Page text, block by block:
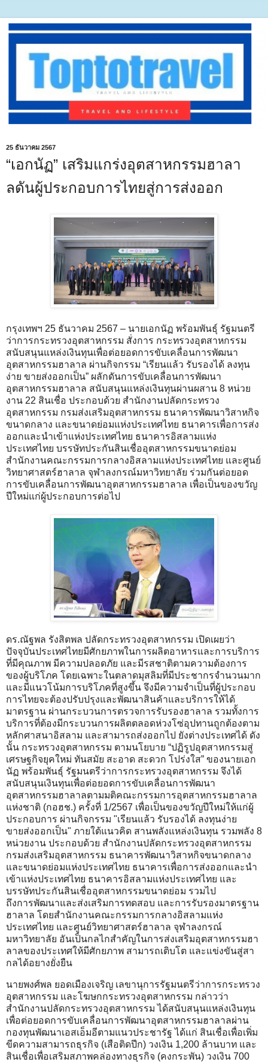
25 ธันวาคม 2567
“เอกนัฏ” เสริมแกร่งอุตสาหกรรมฮาลา
ลดันผู้ประกอบการไทยสู่การส่งออก
กรุงเทพฯ 25 ธันวาคม 2567 – นายเอกนัฏ พร้อมพันธุ์ รัฐมนตรี
ว่าการกระทรวงอุตสาหกรรม สั่งการ กระทรวงอุตสาหกรรม
สนับสนุนแหล่งเงินทุนเพื่อต่อยอดการขับเคลื่อนการพัฒนา
อุตสาหกรรมฮาลาล ผ่านกิจกรรม “เรียนแล้ว รับรองได้ ลงทุน
ง่าย ขายส่งออกเป็น” ผลักดันการขับเคลื่อนการพัฒนา
อุตสาหกรรมฮาลาล สนับสนุนแหล่งเงินทุนผ่านผสาน 8 หน่วย
งาน 22 สินเชื่อ ประกอบด้วย สำนักงานปลัดกระทรวง
อุตสาหกรรม กรมส่งเสริมอุตสาหกรรม ธนาคารพัฒนาวิสาหกิจ
ขนาดกลาง และขนาดย่อมแห่งประเทศไทย ธนาคารเพื่อการส่ง
ออกและนำเข้าแห่งประเทศไทย ธนาคารอิสลามแห่ง
ประเทศไทย บรรษัทประกันสินเชื่ออุตสาหกรรมขนาดย่อม
สำนักงานคณะกรรมการกลางอิสลามแห่งประเทศไทย และศูนย์
วิทยาศาสตร์ฮาลาล จุฬาลงกรณ์มหาวิทยาลัย ร่วมกันต่อยอด
การขับเคลื่อนการพัฒนาอุตสาหกรรมฮาลาล เพื่อเป็นของขวัญ
ปีใหม่แก่ผู้ประกอบการต่อไป
ดร.ณัฐพล รังสิตพล ปลัดกระทรวงอุตสาหกรรม เปิดเผยว่า
ปัจจุบันประเทศไทยมีศักยภาพในการผลิตอาหารและการบริการ
ที่มีคุณภาพ มีความปลอดภัย และมีรสชาติตามความต้องการ
ของผู้บริโภค โดยเฉพาะในตลาดมุสลิมที่มีประชากรจำนวนมาก
และมีแนวโน้มการบริโภคที่สูงขึ้น จึงมีความจำเป็นที่ผู้ประกอบ
การไทยจะต้องปรับปรุงและพัฒนาสินค้าและบริการให้ได้
มาตรฐาน ผ่านกระบวนการตรวจการรับรองฮาลาล รวมทั้งการ
บริการที่ต้องมีกระบวนการผลิตตลอดห่วงโซ่อุปทานถูกต้องตาม
หลักศาสนาอิสลาม และสามารถส่งออกไป ยังต่างประเทศได้ ดัง
นั้น กระทรวงอุตสาหกรรม ตามนโยบาย “ปฏิรูปอุตสาหกรรมสู่
เศรษฐกิจยุคใหม่ ทันสมัย สะอาด สะดวก โปร่งใส” ของนายเอก
นัฏ พร้อมพันธุ์ รัฐมนตรีว่าการกระทรวงอุตสาหกรรม จึงได้
สนับสนุนเงินทุนเพื่อต่อยอดการขับเคลื่อนการพัฒนา
อุตสาหกรรมฮาลาลตามมติคณะกรรมการอุตสาหกรรมฮาลาล
แห่งชาติ (กอฮช.) ครั้งที่ 1/2567 เพื่อเป็นของขวัญปีใหม่ให้แก่ผู้
ประกอบการ ผ่านกิจกรรม "เรียนแล้ว รับรองได้ ลงทุนง่าย
ขายส่งออกเป็น" ภายใต้แนวคิด สานพลังแหล่งเงินทุน รวมพลัง 8
หน่วยงาน ประกอบด้วย สำนักงานปลัดกระทรวงอุตสาหกรรม
กรมส่งเสริมอุตสาหกรรม ธนาคารพัฒนาวิสาหกิจขนาดกลาง
และขนาดย่อมแห่งประเทศไทย ธนาคารเพื่อการส่งออกและนำ
เข้าแห่งประเทศไทย ธนาคารอิสลามแห่งประเทศไทย และ
บรรษัทประกันสินเชื่ออุตสาหกรรมขนาดย่อม รวมไป
ถึงการพัฒนาและส่งเสริมการทดสอบ และการรับรองมาตรฐาน
ฮาลาล โดยสำนักงานคณะกรรมการกลางอิสลามแห่ง
ประเทศไทย และศูนย์วิทยาศาสตร์ฮาลาล จุฬาลงกรณ์
มหาวิทยาลัย อันเป็นกลไกสำคัญในการส่งเสริมอุตสาหกรรมฮา
ลาลของประเทศให้มีศักยภาพ สามารถเติบโต และแข่งขันสู่สา
กลได้อยางยั่งยืน
นายพงศ์พล ยอดเมืองเจริญ เลขานุการรัฐมนตรีว่าการกระทรวง
อุตสาหกรรม และโฆษกกระทรวงอุตสาหกรรม กล่าวว่า
สำนักงานปลัดกระทรวงอุตสาหกรรม ได้สนับสนุนแหล่งเงินทุน
เพื่อต่อยอดการขับเคลื่อนการพัฒนาอุตสาหกรรมฮาลาลผ่าน
กองทุนพัฒนาเอสเอ็มอีตามแนวประชารัฐ ได้แก่ สินเชื่อเพื่อเพิ่ม
ขีดความสามารถธุรกิจ (เสือติดปีก) วงเงิน 1,200 ล้านบาท และ
สินเชื่อเพื่อเสริมสภาพคล่องทางธุรกิจ (คงกระพัน) วงเงิน 700